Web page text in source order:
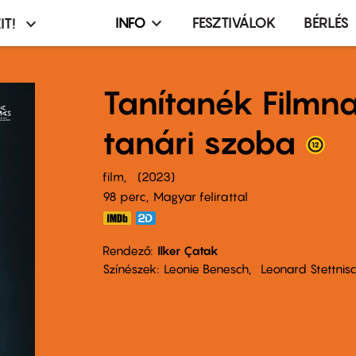
Infó,
terembérlés
menü
INFO FESZTIVÁLOK BÉRLÉS
Tanítanék
tanári szoba
film
2023
98 perc,
Magyar felirattal
Rendező Ilker Çatak
Színészek
Leonie Benesch Leonard